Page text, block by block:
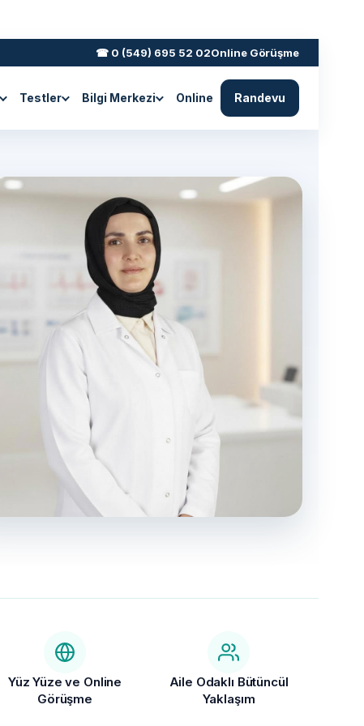
☎ 0 (549) 695 52 02Online Görüşme
Testler Bilgi Merkezi Online Randevu
Yüz Yüze ve Online
Görüşme
Aile Odaklı Bütüncül
Yaklaşım